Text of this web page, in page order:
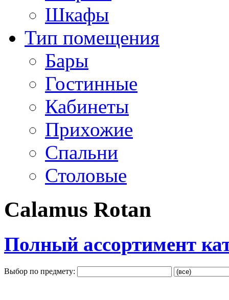
Шкафы
Тип помещения
Бары
Гостинные
Кабинеты
Прихожие
Спальни
Столовые
Calamus Rotan
Полный ассортимент
Выбор по предмету: